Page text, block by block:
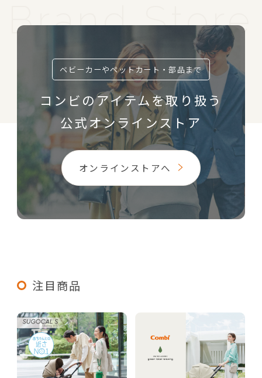
ベビーカーやペットカート・部品まで
コンビのアイテムを取り扱う
公式オンラインストア
オンラインストアへ
注目商品